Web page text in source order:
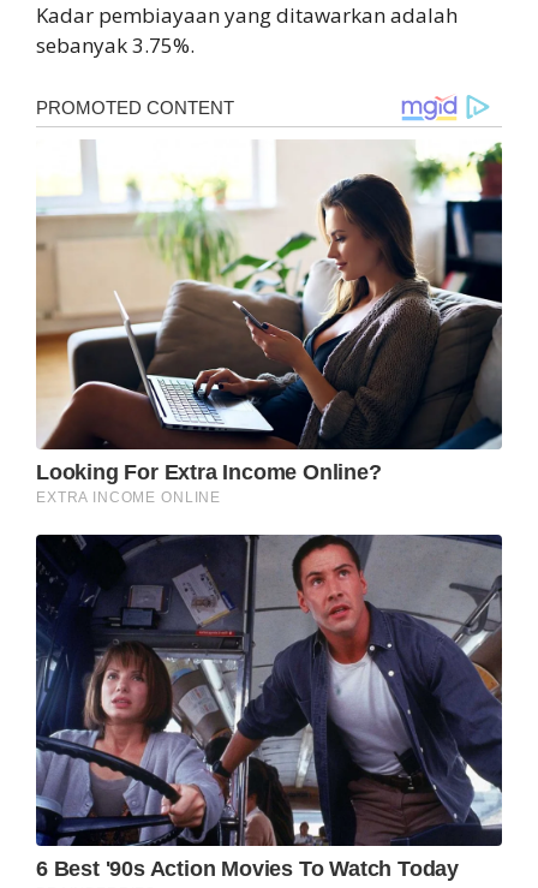
Kadar pembiayaan yang ditawarkan adalah
sebanyak 3.75%.